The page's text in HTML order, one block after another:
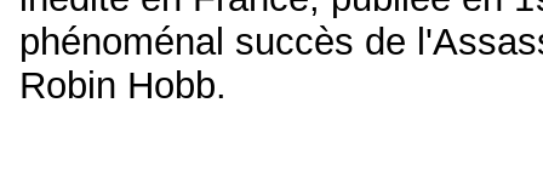
phénoménal succès de
Robin Hobb.